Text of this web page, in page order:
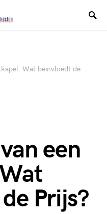
Wat beïnvloedt de
een
Prijs?